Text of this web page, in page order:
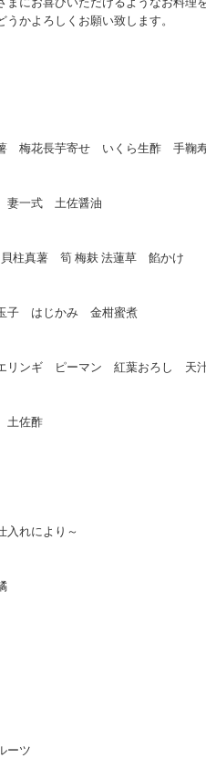
かよろしくお願い致します。
梅花長芋寄せ いくら生酢 手鞠
一式 土佐醤油
貝柱真薯 筍 梅麸 法蓮草 餡かけ
子 はじかみ 金柑蜜煮
リンギ ピーマン 紅葉おろし 天
土佐酢
れにより～
ーツ